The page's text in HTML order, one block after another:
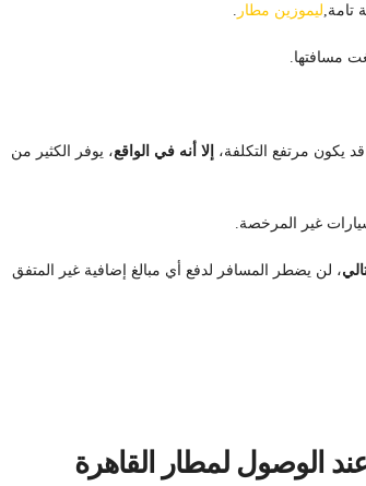
تامة, ليموزين مطار
مسافتها.
يكون مرتفع التكلفة، إلا أنه في الواقع، يوفر الكثير من
غير المرخصة.
، لن يضطر المسافر لدفع أي مبالغ إضافية غير المتفق
الوصول لمطار القاهرة